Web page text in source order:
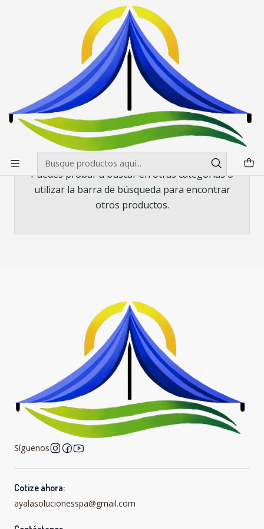
Envíos gratis desde $500.000 en Santiago
Toldos Americanos Hexagonal
Toldo 2x2 Americano Hex Carpa Colores
Toldo 2x2 Americano Hex Carpa
Colores
Todavía no hay productos disponibles aquí
Puedes probar a buscar en otras categorías o
utilizar la barra de búsqueda para encontrar
otros productos.
Síguenos
Cotize ahora:
ayalasolucionesspa@gmail.com